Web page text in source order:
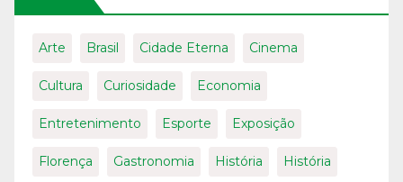
Arte Brasil Cidade Eterna Cinema
Cultura Curiosidade Economia
Entretenimento Esporte Exposição
Florença Gastronomia História História